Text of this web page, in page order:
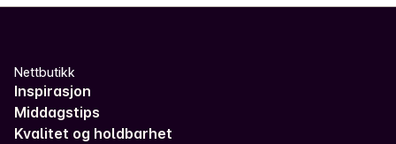
Nettbutikk
Inspirasjon
Middagstips
Kvalitet og holdbarhet